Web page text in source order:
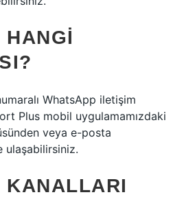
HANGI
WhatsApp iletişim
Plus mobil uygulamamızdaki
veya e-posta
ulaşabilirsiniz.
KANALLARI